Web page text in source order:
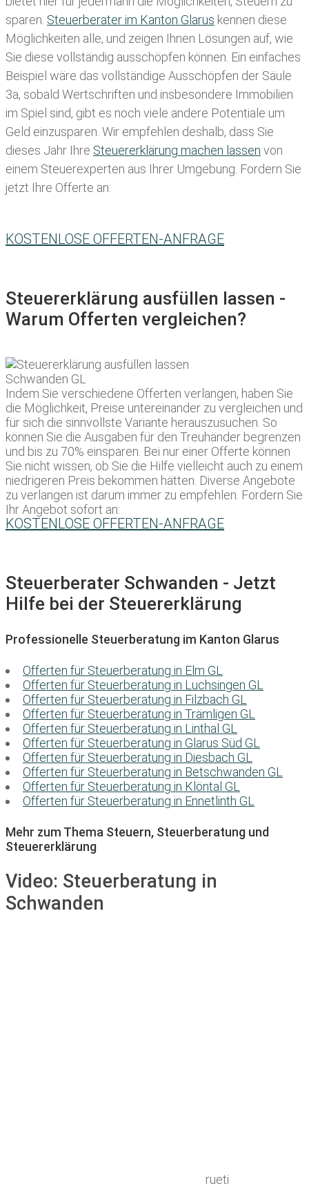
sparen. Steuerberater im K anton Glarus kennen diese
Möglichkeiten alle, und zeigen Ihnen Lösungen auf, wie
Sie diese vollständig ausschöpfen können. Ein einfaches
Beispiel wäre das vollständige Ausschöpfen der Säule
3a, sobald Wertschriften und insbesondere Immobilien
im Spiel sind, gibt es noch viele andere Potentiale um
Geld einzusparen. Wir empfehlen deshalb, dass Sie
dieses Jahr Ihre Steuererklärung machen lassen von
einem Steuerexperten aus Ihrer Umgebung. Fordern Sie
jetzt Ihre Offerte an:
KOSTENLOSE OFFERTEN-ANFRAGE
Steuererklärung ausfüllen lassen -
Warum Offerten vergleichen?
Indem Sie verschiedene Offerten verlangen, haben Sie
die Möglichkeit, Preise untereinander zu vergleichen und
für sich die sinnvollste Variante herauszusuchen. So
können Sie die Ausgaben für den Treuhänder begrenzen
und bis zu 70% einsparen. Bei nur einer Offerte können
Sie nicht wissen, ob Sie die Hilfe vielleicht auch zu einem
niedrigeren Preis bekommen hätten. Diverse Angebote
zu verlangen ist darum immer zu empfehlen. Fordern Sie
Ihr Angebot sofort an:
KOSTENLOSE OFFERTEN-ANFRAGE
Steuerberater Schwanden - Jetzt
Hilfe bei der Steuererklärung
Professionelle Steuerberatung im Kanton Glarus
Offerten für Steuerberatung in Elm GL
Offerten für Steuerberatung in Luchsingen GL
Offerten für Steuerberatung in Filzbach GL
Offerten für Steuerberatung in Trämligen GL
Offerten für Steuerberatung in Linthal GL
Offerten für Steuerberatung in Glarus Süd GL
Offerten für Steuerberatung in Diesbach GL
Offerten für Steuerberatung in Betschwanden GL
Offerten für Steuerberatung in Klöntal GL
Offerten für Steuerberatung in Ennetlinth GL
Mehr zum Thema Steuern, Steuerberatung und
Steuererklärung
Video: Steuerberatung in
Schwanden
rueti